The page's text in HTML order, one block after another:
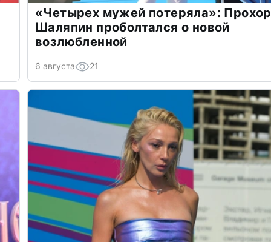
«Четырех мужей потеряла»: Прохор
Шаляпин проболтался о новой
возлюбленной
6 августа 21